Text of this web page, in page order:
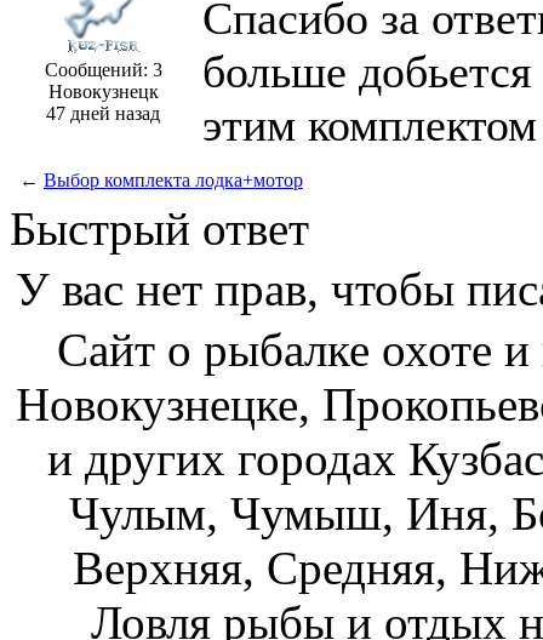
Сообщений: 3
Новокузнецк
47 дней назад
Спасибо за
больше
этим комплектом
← Выбор комплекта лодка+мотор
Быстрый ответ
У вас нет прав, чтобы
Сайт о рыбалке охоте
Новокузнецке,
и других городах
Чулым, Чумыш, Иня,
Верхняя, Средняя,
Ловля рыбы и отдых